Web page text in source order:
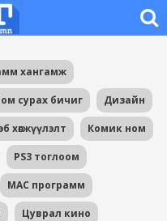
хангамж
сурах бичиг Дизайн
хөгжүүлэлт Комик ном
PS3 тоглоом
MAC программ
Цуврал кино